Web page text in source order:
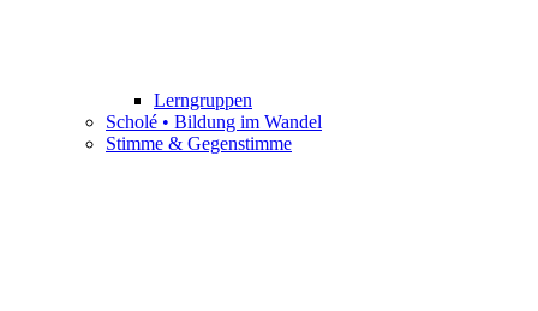
Lerngruppen
Scholé • Bildung im Wandel
Stimme & Gegenstimme